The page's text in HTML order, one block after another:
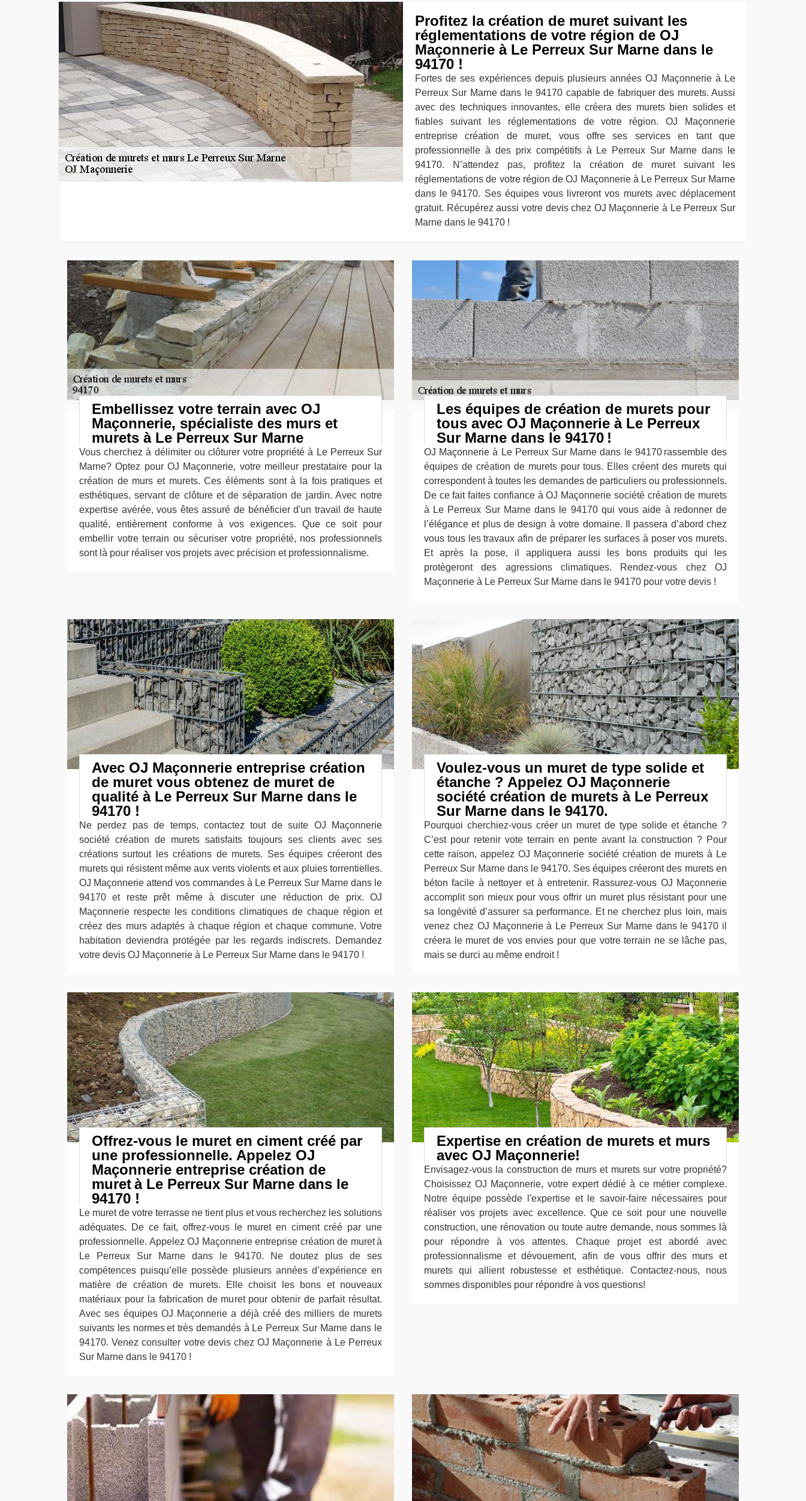
Profitez la création de muret suivant les
réglementations de votre région de OJ
Maçonnerie à Le Perreux Sur Marne dans le
94170 !
Fortes de ses expériences depuis plusieurs années OJ Maçonnerie à Le
Perreux Sur Marne dans le 94170 capable de fabriquer des murets. Aussi
avec des techniques innovantes, elle créera des murets bien solides et
fiables suivant les réglementations de votre région. OJ Maçonnerie
entreprise création de muret, vous offre ses services en tant que
professionnelle à des prix compétitifs à Le Perreux Sur Marne dans le
94170. N’attendez pas, profitez la création de muret suivant les
réglementations de votre région de OJ Maçonnerie à Le Perreux Sur Marne
dans le 94170. Ses équipes vous livreront vos murets avec déplacement
gratuit. Récupérez aussi votre devis chez OJ Maçonnerie à Le Perreux Sur
Marne dans le 94170 !
Embellissez votre terrain avec OJ
Maçonnerie, spécialiste des murs et
murets à Le Perreux Sur Marne
Vous cherchez à délimiter ou clôturer votre propriété à Le Perreux Sur
Marne? Optez pour OJ Maçonnerie, votre meilleur prestataire pour la
création de murs et murets. Ces éléments sont à la fois pratiques et
esthétiques, servant de clôture et de séparation de jardin. Avec notre
expertise avérée, vous êtes assuré de bénéficier d'un travail de haute
qualité, entièrement conforme à vos exigences. Que ce soit pour
embellir votre terrain ou sécuriser votre propriété, nos professionnels
sont là pour réaliser vos projets avec précision et professionnalisme.
Les équipes de création de murets pour
tous avec OJ Maçonnerie à Le Perreux
Sur Marne dans le 94170 !
OJ Maçonnerie à Le Perreux Sur Marne dans le 94170 rassemble des
équipes de création de murets pour tous. Elles créent des murets qui
correspondent à toutes les demandes de particuliers ou professionnels.
De ce fait faites confiance à OJ Maçonnerie société création de murets
à Le Perreux Sur Marne dans le 94170 qui vous aide à redonner de
l’élégance et plus de design à votre domaine. Il passera d’abord chez
vous tous les travaux afin de préparer les surfaces à poser vos murets.
Et après la pose, il appliquera aussi les bons produits qui les
protègeront des agressions climatiques. Rendez-vous chez OJ
Maçonnerie à Le Perreux Sur Marne dans le 94170 pour votre devis !
Avec OJ Maçonnerie entreprise création
de muret vous obtenez de muret de
qualité à Le Perreux Sur Marne dans le
94170 !
Ne perdez pas de temps, contactez tout de suite OJ Maçonnerie
société création de murets satisfaits toujours ses clients avec ses
créations surtout les créations de murets. Ses équipes créeront des
murets qui résistent même aux vents violents et aux pluies torrentielles.
OJ Maçonnerie attend vos commandes à Le Perreux Sur Marne dans le
94170 et reste prêt même à discuter une réduction de prix. OJ
Maçonnerie respecte les conditions climatiques de chaque région et
créez des murs adaptés à chaque région et chaque commune. Votre
habitation deviendra protégée par les regards indiscrets. Demandez
votre devis OJ Maçonnerie à Le Perreux Sur Marne dans le 94170 !
Voulez-vous un muret de type solide et
étanche ? Appelez OJ Maçonnerie
société création de murets à Le Perreux
Sur Marne dans le 94170.
Pourquoi cherchiez-vous créer un muret de type solide et étanche ?
C’est pour retenir vote terrain en pente avant la construction ? Pour
cette raison, appelez OJ Maçonnerie société création de murets à Le
Perreux Sur Marne dans le 94170. Ses équipes créeront des murets en
béton facile à nettoyer et à entretenir. Rassurez-vous OJ Maçonnerie
accomplit son mieux pour vous offrir un muret plus résistant pour une
sa longévité d’assurer sa performance. Et ne cherchez plus loin, mais
venez chez OJ Maçonnerie à Le Perreux Sur Marne dans le 94170 il
créera le muret de vos envies pour que votre terrain ne se lâche pas,
mais se durci au même endroit !
Offrez-vous le muret en ciment créé par
une professionnelle. Appelez OJ
Maçonnerie entreprise création de
muret à Le Perreux Sur Marne dans le
94170 !
Le muret de votre terrasse ne tient plus et vous recherchez les solutions
adéquates. De ce fait, offrez-vous le muret en ciment créé par une
professionnelle. Appelez OJ Maçonnerie entreprise création de muret à
Le Perreux Sur Marne dans le 94170. Ne doutez plus de ses
compétences puisqu’elle possède plusieurs années d’expérience en
matière de création de murets. Elle choisit les bons et nouveaux
matériaux pour la fabrication de muret pour obtenir de parfait résultat.
Avec ses équipes OJ Maçonnerie a déjà créé des milliers de murets
suivants les normes et très demandés à Le Perreux Sur Marne dans le
94170. Venez consulter votre devis chez OJ Maçonnerie à Le Perreux
Sur Marne dans le 94170 !
Expertise en création de murets et murs
avec OJ Maçonnerie!
Envisagez-vous la construction de murs et murets sur votre propriété?
Choisissez OJ Maçonnerie, votre expert dédié à ce métier complexe.
Notre équipe possède l'expertise et le savoir-faire nécessaires pour
réaliser vos projets avec excellence. Que ce soit pour une nouvelle
construction, une rénovation ou toute autre demande, nous sommes là
pour répondre à vos attentes. Chaque projet est abordé avec
professionnalisme et dévouement, afin de vous offrir des murs et
murets qui allient robustesse et esthétique. Contactez-nous, nous
sommes disponibles pour répondre à vos questions!